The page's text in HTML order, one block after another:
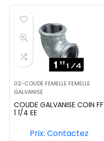
02-COUDE FEMELLE FEMELLE
GALVANISE
COUDE GALVANISE COIN FF
1 1/4 EE
Prix: Contactez